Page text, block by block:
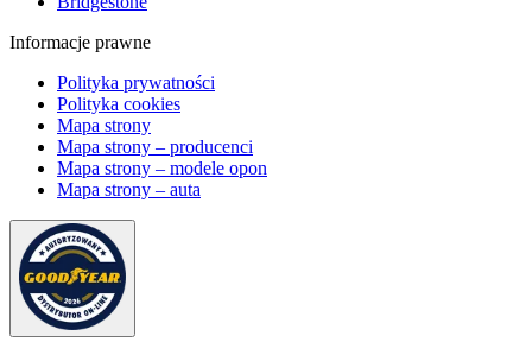
Informacje prawne
Polityka prywatności
Polityka cookies
Mapa strony
Mapa strony – producenci
Mapa strony – modele opon
Mapa strony – auta